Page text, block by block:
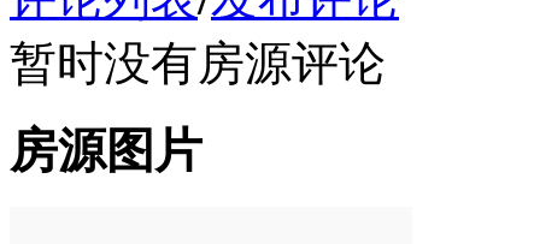
暂时没有房源评论
房源图片